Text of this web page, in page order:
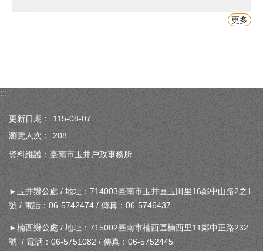
更多
:::
更新日期：
115-08-07
瀏覽人次：
208
資料維護：臺南市玉井戶政事務所
►玉井辦公處 / 地址：714003臺南市玉井區玉田里16鄰中山路2之1
號 / 電話：06-5742474 / 傳真：06-5746437
►楠西辦公處 / 地址：715002臺南市楠西區楠西里11鄰中正路232
號 / 電話：06-5751082 / 傳真：06-5752445